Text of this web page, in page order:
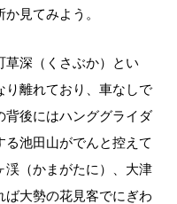
見てみよう。
草深（くさぶか）とい
り離れており、車なしで
背後にはハンググライダ
池田山がでんと控えて
渓（かまがたに）、大津
ば大勢の花見客でにぎわ